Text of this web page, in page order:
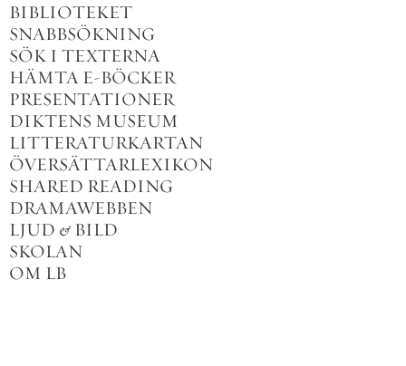
BIBLIOTEKET
SNABBSÖKNING
SÖK I TEXTERNA
HÄMTA E-BÖCKER
PRESENTATIONER
DIKTENS MUSEUM
LITTERATURKARTAN
ÖVERSÄTTARLEXIKON
SHARED READING
DRAMAWEBBEN
LJUD & BILD
SKOLAN
OM LB